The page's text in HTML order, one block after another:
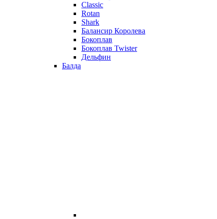
Classic
Rotan
Shark
Балансир Королева
Бокоплав
Бокоплав Twister
Дельфин
Балда